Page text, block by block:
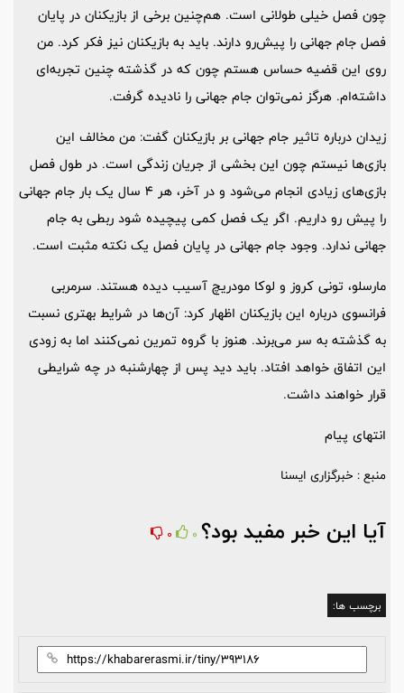
چون فصل خیلی طولانی است. هم‌چنین برخی از بازیکنان در پایان
فصل جام جهانی را پیش‌رو دارند. باید به بازیکنان نیز فکر کرد. من
روی این قضیه حساس هستم چون که در گذشته چنین تجربه‌ای
داشته‌ام. هرگز نمی‌توان جام جهانی را نادیده گرفت.
زیدان درباره تاثیر جام جهانی بر بازیکنان گفت: من مخالف این
بازی‌ها نیستم چون این بخشی از جریان زندگی است. در طول فصل
بازی‌های زیادی انجام می‌شود و در آخر، هر ۴ سال یک بار جام جهانی
را پیش رو داریم. اگر یک فصل کمی پیچیده شود ربطی به جام
جهانی ندارد. وجود جام جهانی در پایان فصل یک نکته مثبت است.
مارسلو، تونی کروز و لوکا مودریچ آسیب دیده هستند. سرمربی
فرانسوی درباره این بازیکنان اظهار کرد: آن‌ها در شرایط بهتری نسبت
به گذشته به سر می‌برند. هنوز با گروه تمرین نمی‌کنند اما به زودی
این اتفاق خواهد افتاد. باید دید پس از چهارشنبه در چه شرایطی
قرار خواهند داشت.
انتهای پیام
منبع : خبرگزاری ایسنا
آیا این خبر مفید بود؟ 0
0
برچسب ها: